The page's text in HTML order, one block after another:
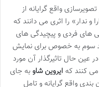
واقع گرایانه از
و ندار» را اثری می دانند که
های فردی و پیچیدگی های
سوم به خصوص برای نمایش
حال تاثیرگذار آن مورد
کنند که ایروین شاو به جای
واقع گرایانه و تامل